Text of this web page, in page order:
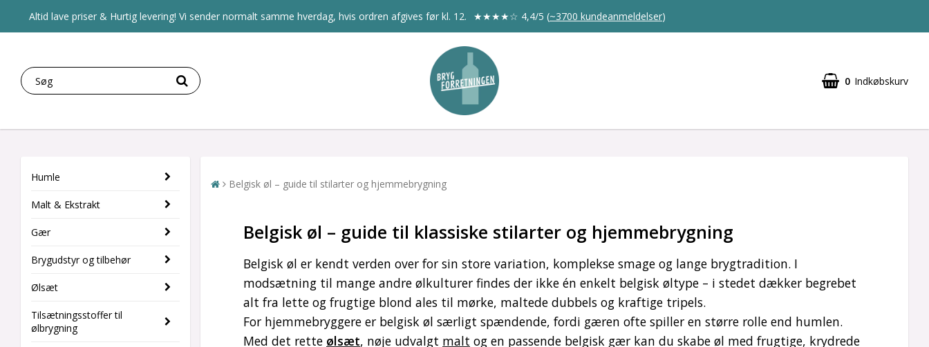
Altid lave priser & Hurtig levering! Vi sender normalt samme hverdag, hvis ordren afgives før kl. 12. ★★★★☆ 4,4/5 (~3700 kundeanmeldelser)
0 Indkøbskurv
Humle
Malt & Ekstrakt
Gær
Brygudstyr og tilbehør
Ølsæt
Tilsætningsstoffer til
ølbrygning
Belgisk øl – guide til stilarter og hjemmebrygning
Belgisk øl – guide til klassiske stilarter og hjemmebrygning
Belgisk øl er kendt verden over for sin store variation, komplekse smage og lange brygtradition. I
modsætning til mange andre ølkulturer findes der ikke én enkelt belgisk øltype – i stedet dækker begrebet
alt fra lette og frugtige blond ales til mørke, maltede dubbels og kraftige tripels.
For hjemmebryggere er belgisk øl særligt spændende, fordi gæren ofte spiller en større rolle end humlen.
Med det rette ølsæt, nøje udvalgt malt og en passende belgisk gær kan du skabe øl med frugtige, krydrede